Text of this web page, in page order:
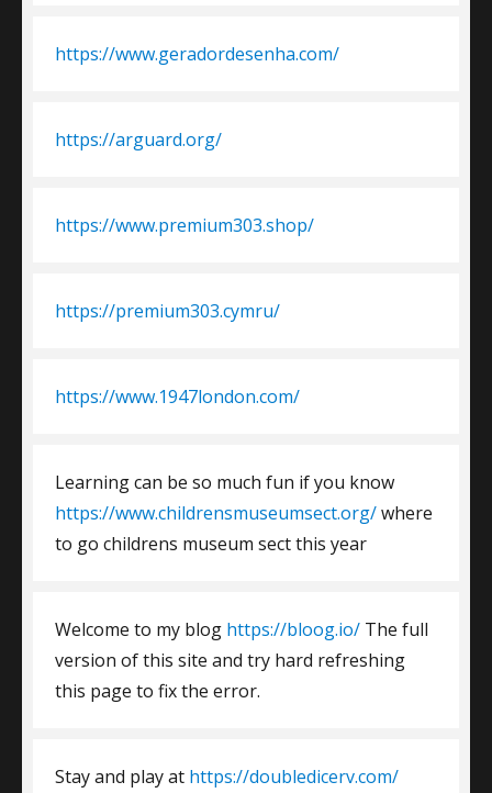
https://www.geradordesenha.com/
https://arguard.org/
https://www.premium303.shop/
https://premium303.cymru/
https://www.1947london.com/
Learning can be so much fun if you know
https://www.childrensmuseumsect.org/where
to go childrens museum sect this year
Welcome to my blog https://bloog.io/ The full
version of this site and try hard refreshing
this page to fix the error.
Stay and play at https://doubledicerv.com/